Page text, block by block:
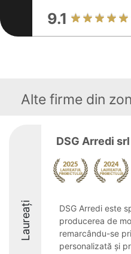
9.1
Alte firme din
Laureați
DSG Arredi srl
DSG Arredi este
producerea de
remarcându-se
personalizată și